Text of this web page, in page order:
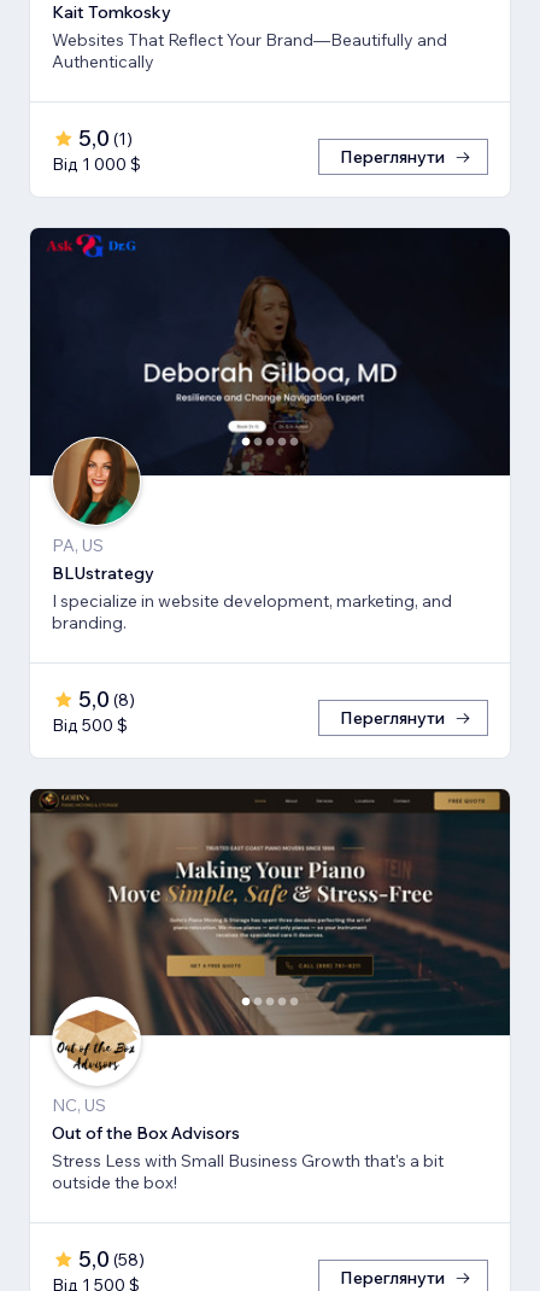
Kait Tomkosky
Websites That Reflect Your Brand—Beautifully and
Authentically
5,0 (1)
Від 1 000 $
Переглянути
PA, US
BLUstrategy
I specialize in website development, marketing, and
branding.
5,0 (8)
Від 500 $
Переглянути
NC, US
Out of the Box Advisors
Stress Less with Small Business Growth that's a bit
outside the box!
5,0 (58)
Від 1 500 $
Переглянути